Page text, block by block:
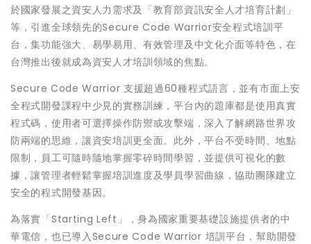
於國家發展之資安人力需求及「教育部資訊安全人才培育計劃」
等，引進全球領先的Secure Code Warrior安全程式培訓平
台，集功能強大、易學易用、有效管理及中文化介面等特色，在
台灣推出後就成為資安人才培訓領域的焦點。
Secure Code Warrior 支援超過60種程式語言，並有市面上安
全程式開發課程中少見的實務訓練，平台內的題庫都是使用真實
程式碼，使用者可選擇操作防禦或攻擊端，深入了解網路世界攻
防兩端的思維，讓資安培訓更全面。此外，平台不受時間、地點
限制，員工可隨時隨地掌握零碎時間學習，並提供可視化的數
據，讓管理者輕鬆掌握培訓進度及學員學習曲線，協助團隊建立
安全的程式開發基因。
為落實「Starting Left」，身為國家重要基礎設施提供者的中
華電信，也已導入Secure Code Warrior 培訓平台，幫助開發